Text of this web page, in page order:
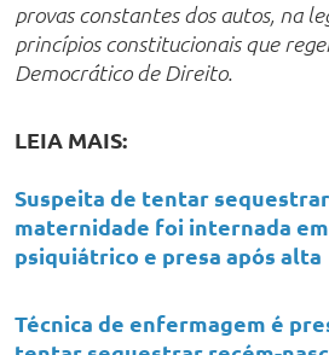
provas constantes dos autos, na
princípios constitucionais que
Democrático de Direito.
LEIA MAIS:
Suspeita de tentar
maternidade foi internada
psiquiátrico e presa após alta
Técnica de enfermagem é